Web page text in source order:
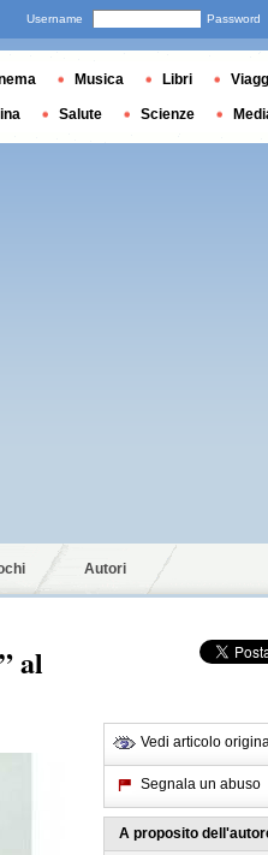
Autori
al
Vedi articolo
Segnala un abuso
A proposito
Username Password
Musica Libri
Salute Scienze